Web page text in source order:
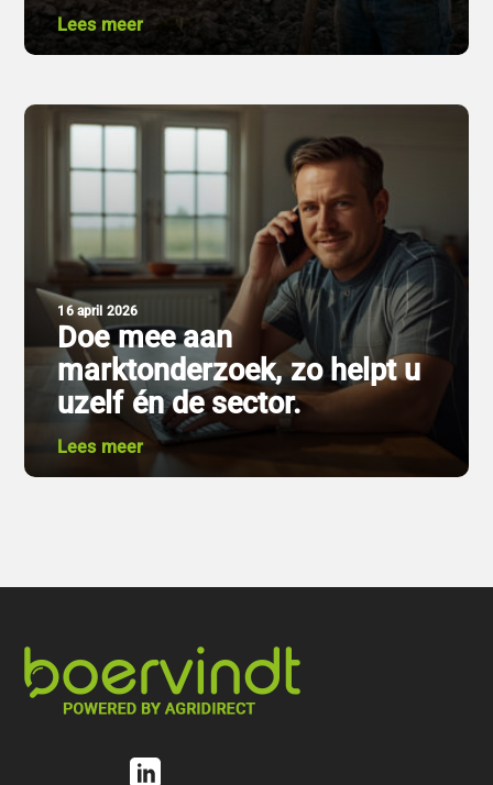
Lees meer
16 april 2026
Doe mee aan
marktonderzoek, zo helpt u
uzelf én de sector.
Lees meer